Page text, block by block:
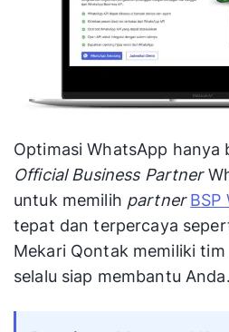
Optimasi WhatsApp hanya
Official Business Partner
untuk memilih partner BSP
tepat dan terpercaya
Mekari Qontak memiliki
selalu siap membantu Anda.